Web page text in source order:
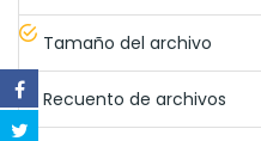
Tamaño del archivo
Recuento de archivos